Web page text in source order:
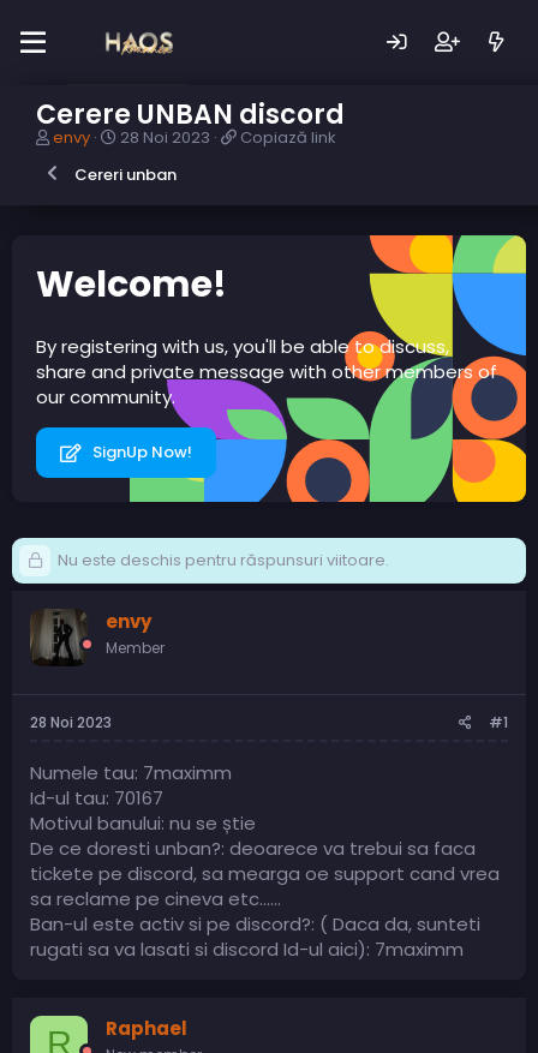
Cerere UNBAN discord
A
t
u
b
c
t
envy
D
t
a
28 Noi 2023
C
k
Copiază link
Cereri unban
Welcome!
By registering with us, you'll be able to discuss,
share and private message with other members of
our community.
SignUp Now!
Nu este deschis pentru răspunsuri viitoare.
envy
Member
28 Noi 2023 #1
Numele tau: 7maximm
Id-ul tau: 70167
Motivul banului: nu se știe
De ce doresti unban?: deoarece va trebui sa faca
tickete pe discord, sa mearga oe support cand vrea
sa reclame pe cineva etc......
Ban-ul este activ si pe discord?: ( Daca da, sunteti
rugati sa va lasati si discord Id-ul aici): 7maximm
R Raphael